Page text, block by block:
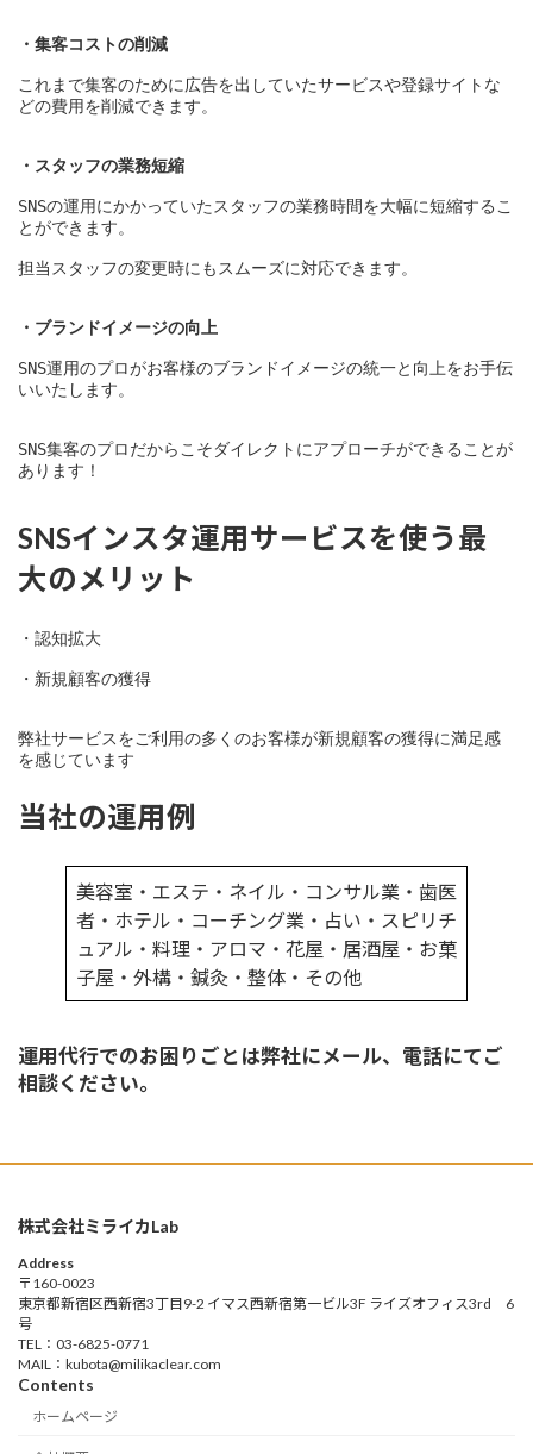
・集客コストの削減
これまで集客のために広告を出していたサービスや登録サイトな
どの費用を削減できます。
・スタッフの業務短縮
SNSの運用にかかっていたスタッフの業務時間を大幅に短縮するこ
とができます。
担当スタッフの変更時にもスムーズに対応できます。
・ブランドイメージの向上
SNS運用のプロがお客様のブランドイメージの統一と向上をお手伝
いいたします。
SNS集客のプロだからこそダイレクトにアプローチができることが
あります！
SNSインスタ運用サービスを使う最
大のメリット
・認知拡大
・新規顧客の獲得
弊社サービスをご利用の多くのお客様が新規顧客の獲得に満足感
を感じています
当社の運用例
美容室・エステ・ネイル・コンサル業・歯医
者・ホテル・コーチング業・占い・スピリチ
ュアル・料理・アロマ・花屋・居酒屋・お菓
子屋・外構・鍼灸・整体・その他
運用代行でのお困りごとは弊社にメール、電話にてご
相談ください。
株式会社ミライカLab
Address
〒160-0023
東京都新宿区西新宿3丁目9-2 イマス西新宿第一ビル3F ライズオフィス3rd 6
号
TEL：03-6825-0771
MAIL：kubota@milikaclear.com
Contents
ホームページ